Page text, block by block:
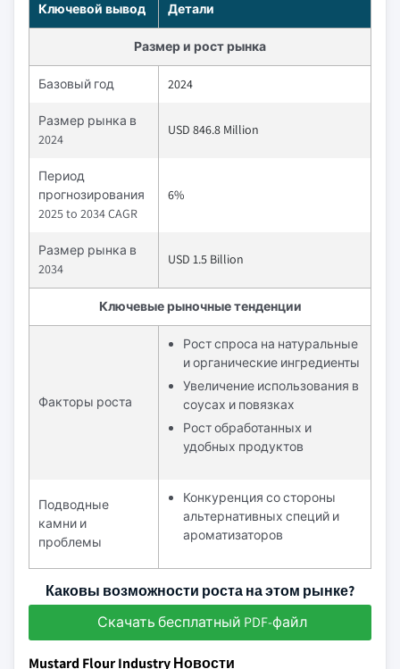
Ключевой вывод Детали
Размер и рост рынка
Базовый год 2024
Размер рынка в
2024
USD 846.8 Million
Период
прогнозирования
2025 to 2034 CAGR
6%
Размер рынка в
2034
USD 1.5 Billion
Ключевые рыночные тенденции
Факторы роста
Рост спроса на натуральные
и органические ингредиенты
Увеличение использования в
соусах и повязках
Рост обработанных и
удобных продуктов
Подводные
камни и
проблемы
Конкуренция со стороны
альтернативных специй и
ароматизаторов
Каковы возможности роста на этом рынке?
Скачать бесплатный PDF-файл
Mustard Flour Industry Новости